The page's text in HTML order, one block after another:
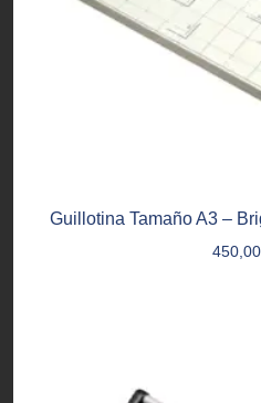
Guillotina Tamaño A3 –
450,00